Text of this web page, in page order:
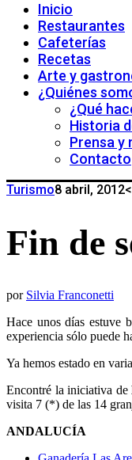
Inicio
Restaurantes
Cafeterías
Recetas
Arte y
¿Quiénes
¿Qué
Historia
Prensa y
Contacto
Turismo8 abril, 2012
Fin de
por Silvia Franconetti
Hace unos días estuve
experiencia sólo puede
Ya hemos estado en
Encontré la iniciativa de
visita 7 (*) de las 14
ANDALUCÍA